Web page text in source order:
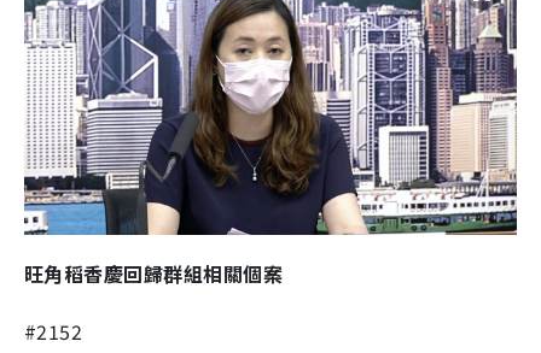
旺角稻香慶回歸群組相關個案
#2152